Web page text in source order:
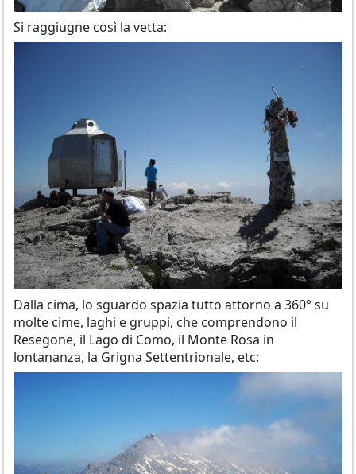
Si raggiugne così la vetta:
Dalla cima, lo sguardo spazia tutto attorno a 360° su
molte cime, laghi e gruppi, che comprendono il
Resegone, il Lago di Como, il Monte Rosa in
lontananza, la Grigna Settentrionale, etc: